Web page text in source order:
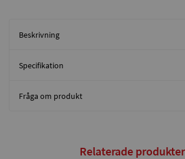
Beskrivning
Specifikation
Fråga om produkt
Relaterade produkter